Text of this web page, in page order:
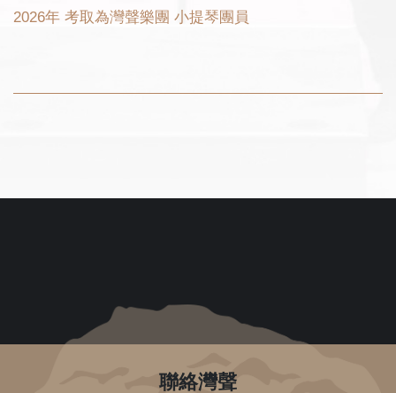
2026年 考取為灣聲樂團 小提琴團員
聯絡灣聲